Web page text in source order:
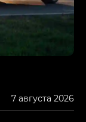
7 августа 2026